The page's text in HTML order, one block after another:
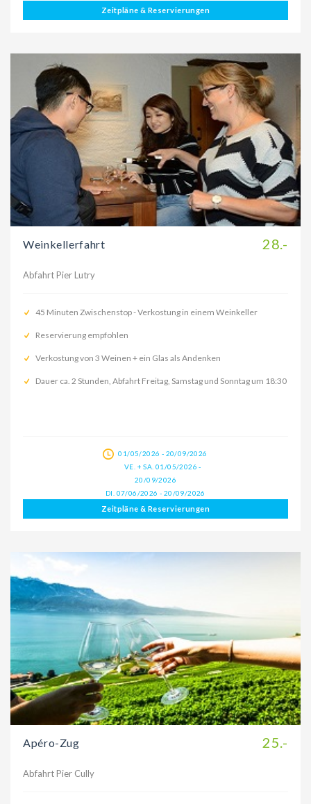
Zeitpläne & Reservierungen
28.-
Weinkellerfahrt
Abfahrt Pier Lutry
45 Minuten Zwischenstop - Verkostung in einem Weinkeller
Reservierung empfohlen
Verkostung von 3 Weinen + ein Glas als Andenken
Dauer ca. 2 Stunden, Abfahrt Freitag, Samstag und Sonntag um 18:30
01/05/2026 - 20/09/2026
VE. + SA. 01/05/2026 -
20/09/2026
DI. 07/06/2026 - 20/09/2026
Zeitpläne & Reservierungen
25.-
Apéro-Zug
Abfahrt Pier Cully